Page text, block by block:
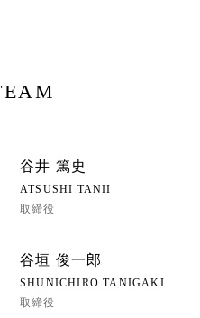
谷井 篤史
ATSUSHI TANII
取締役
谷垣 俊一郎
SHUNICHIRO TANIGAKI
取締役